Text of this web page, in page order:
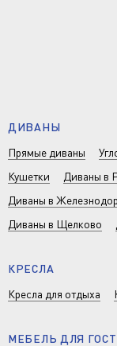
ДИВАНЫ
Прямые диваны
Кушетки
Диваны в
Диваны в
Диваны в Щелково
КРЕСЛА
Кресла для отдыха
МЕБЕЛЬ ДЛЯ